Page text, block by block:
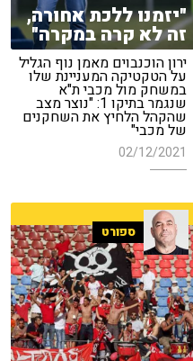
"יזמנו ללכת אחורה,
זה לא קרה במקרה"
ירון הוכנבוים מאמן נוף הגליל
על הטקטיקה המעניינת שלו
במשחק מול מכבי ת"א
שנגמר בתיקו 1: "נוצר מצב
שהקהל הלחיץ את השחקנים
של מכבי"
02/12/2021
ספורט